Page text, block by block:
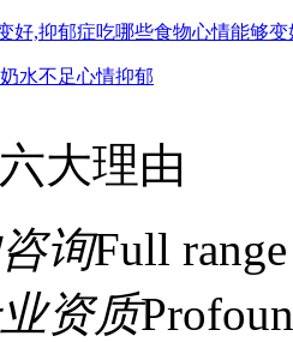
好,抑郁症吃哪些食物心情能够变
水不足心情抑郁
大理由
询Full
资质